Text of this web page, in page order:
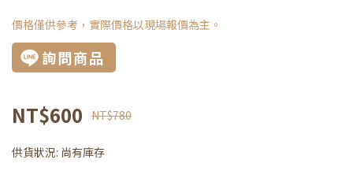
價格僅供參考，實際價格以現場報價為主。
詢問商品
NT$600 NT$780
供貨狀況: 尚有庫存